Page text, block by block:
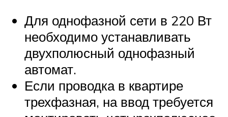
Для однофазной сети в 220 Вт
необходимо устанавливать
двухполюсный однофазный
автомат.
Если проводка в квартире
трехфазная, на ввод требуется